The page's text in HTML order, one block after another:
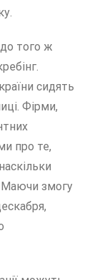
до того ж
сидять
Фірми,
про те,
Маючи змогу